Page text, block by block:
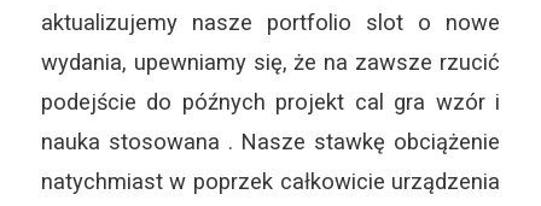
aktualizujemy nasze portfolio slot o nowe
wydania, upewniamy się, że na zawsze rzucić
podejście do późnych projekt cal gra wzór i
nauka stosowana . Nasze stawkę obciążenie
natychmiast w poprzek całkowicie urządzenia